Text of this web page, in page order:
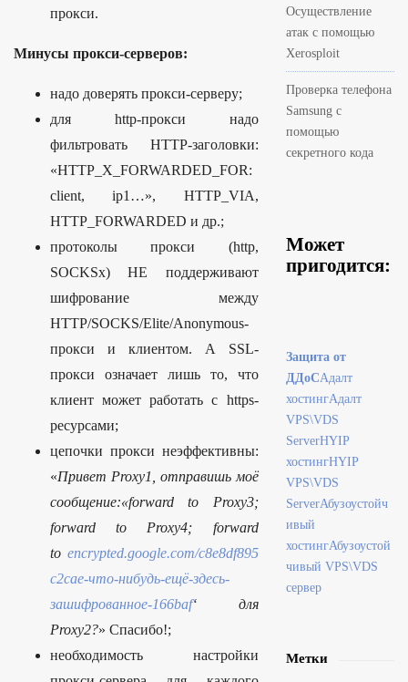
прокси.
Минусы прокси-серверов:
надо доверять прокси-серверу;
для http-прокси надо
фильтровать HTTP-заголовки:
«HTTP_X_FORWARDED_FOR:
client, ip1…», HTTP_VIA,
HTTP_FORWARDED и др.;
протоколы прокси (http,
SOCKSx) НЕ поддерживают
шифрование между
HTTP/SOCKS/Elite/Anonymous-
прокси и клиентом. А SSL-
прокси означает лишь то, что
клиент может работать с https-
ресурсами;
цепочки прокси неэффективны:
«Привет Proxy1, отправишь моё
сообщение:«forward to Proxy3;
forward to Proxy4; forward
to encrypted.google.com/c8e8df895
c2cae-что-нибудь-ещё-здесь-
зашифрованное-166baf‘ для
Proxy2?» Спасибо!;
необходимость настройки
Осуществление
атак с помощью
Xerosploit
Проверка телефона
Samsung с
помощью
секретного кода
Может
пригодится:
Защита от
ДДоСАдалт
хостингАдалт
VPS\VDS
ServerHYIP
хостингHYIP
VPS\VDS
ServerАбузоустойч
ивый
хостингАбузоустой
чивый VPS\VDS
сервер
Метки